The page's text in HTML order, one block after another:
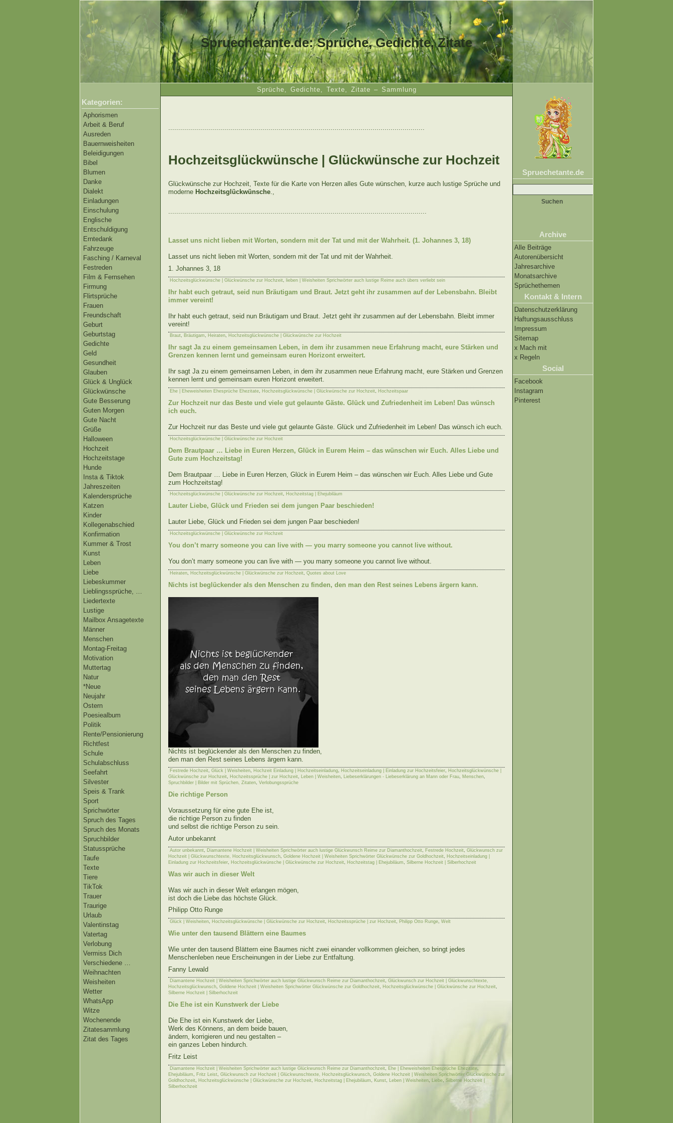
Spruechetante.de: Sprüche, Gedichte, Zitate
Sprüche, Gedichte, Texte, Zitate – Sammlung
Kategorien:
Aphorismen
Arbeit & Beruf
Ausreden
Bauernweisheiten
Beleidigungen
Bibel
Blumen
Danke
Dialekt
Einladungen
Einschulung
Englische
Entschuldigung
Erntedank
Fahrzeuge
Fasching / Karneval
Festreden
Film & Fernsehen
Firmung
Flirtsprüche
Frauen
Freundschaft
Geburt
Geburtstag
Gedichte
Geld
Gesundheit
Glauben
Glück & Unglück
Glückwünsche
Gute Besserung
Guten Morgen
Gute Nacht
Grüße
Halloween
Hochzeit
Hochzeitstage
Hunde
Insta & Tiktok
Jahreszeiten
Kalendersprüche
Katzen
Kinder
Kollegenabschied
Konfirmation
Kummer & Trost
Kunst
Leben
Liebe
Liebeskummer
Lieblingssprüche, …
Liedertexte
Lustige
Mailbox Ansagetexte
Männer
Menschen
Montag-Freitag
Motivation
Muttertag
Natur
*Neue
Neujahr
Ostern
Poesiealbum
Politik
Rente/Pensionierung
Richtfest
Schule
Schulabschluss
Seefahrt
Silvester
Speis & Trank
Sport
Sprichwörter
Spruch des Tages
Spruch des Monats
Spruchbilder
Statussprüche
Taufe
Texte
Tiere
TikTok
Trauer
Traurige
Urlaub
Valentinstag
Vatertag
Verlobung
Vermiss Dich
Verschiedene …
Weihnachten
Weisheiten
Wetter
WhatsApp
Witze
Wochenende
Zitatesammlung
Zitat des Tages
Spruechetante.de
Suche
nach:
Archive
Alle Beiträge
Autorenübersicht
Jahresarchive
Monatsarchive
Sprüchethemen
Kontakt & Intern
Datenschutzerklärung
Haftungsausschluss
Impressum
Sitemap
x Mach mit
x Regeln
Social
Facebook
Instagram
Pinterest
Hochzeitsglückwünsche | Glückwünsche zur Hochzeit
Glückwünsche zur Hochzeit, Texte für die Karte von Herzen alles Gute wünschen, kurze auch lustige Sprüche und
moderne Hochzeitsglückwünsche
.................................................................................................................................
Lasset uns nicht lieben mit Worten, sondern mit der Tat und mit der Wahrheit. (1. Johannes 3, 18)
Lasset uns nicht lieben mit Worten, sondern mit der Tat und mit der Wahrheit.
1. Johannes 3, 18
Hochzeitsglückwünsche | Glückwünsche zur Hochzeit lieben | Weisheiten Sprichwörter auch lustige Reime auch übers verliebt sein
Ihr habt euch getraut, seid nun Bräutigam und Braut. Jetzt geht ihr zusammen auf der Lebensbahn. Bleibt
immer vereint!
Ihr habt euch getraut, seid nun Bräutigam und Braut. Jetzt geht ihr zusammen auf der Lebensbahn. Bleibt immer
vereint!
Braut, Bräutigam, Heiraten, Hochzeitsglückwünsche | Glückwünsche zur Hochzeit
Ihr sagt Ja zu einem gemeinsamen Leben, in dem ihr zusammen neue Erfahrung macht, eure Stärken und
Grenzen kennen lernt und gemeinsam euren Horizont erweitert.
Ihr sagt Ja zu einem gemeinsamen Leben, in dem ihr zusammen neue Erfahrung macht, eure Stärken und Grenzen
kennen lernt und gemeinsam euren Horizont erweitert.
Ehe | Eheweisheiten Ehesprüche Ehezitate, Hochzeitsglückwünsche | Glückwünsche zur Hochzeit, Hochzeitspaar
Zur Hochzeit nur das Beste und viele gut gelaunte Gäste. Glück und Zufriedenheit im Leben! Das wünsch
ich euch.
Zur Hochzeit nur das Beste und viele gut gelaunte Gäste. Glück und Zufriedenheit im Leben! Das wünsch ich euch.
Hochzeitsglückwünsche | Glückwünsche zur Hochzeit
Dem Brautpaar … Liebe in Euren Herzen, Glück in Eurem Heim – das wünschen wir Euch. Alles Liebe und
Gute zum Hochzeitstag!
Dem Brautpaar … Liebe in Euren Herzen, Glück in Eurem Heim – das wünschen wir Euch. Alles Liebe und Gute
zum Hochzeitstag!
Hochzeitsglückwünsche | Glückwünsche zur Hochzeit, Hochzeitstag | Ehejubiläum
Lauter Liebe, Glück und Frieden sei dem jungen Paar beschieden!
Lauter Liebe, Glück und Frieden sei dem jungen Paar beschieden!
Hochzeitsglückwünsche | Glückwünsche zur Hochzeit
You don’t marry someone you can live with — you marry someone you cannot live without.
You don’t marry someone you can live with — you marry someone you cannot live without.
Heiraten Hochzeitsglückwünsche | Glückwünsche zur Hochzeit Quotes about Love
Nichts ist beglückender als den Menschen zu finden, den man den Rest seines Lebens ärgern kann.
Nichts ist beglückender als den Menschen zu finden,
den man den Rest seines Lebens ärgern kann.
Festrede Hochzeit, Glück | Weisheiten, Hochzeit Einladung | Hochzeitseinladung, Hochzeitseinladung | Einladung zur Hochzeitsfeier, Hochzeitsglückwünsche |
Glückwünsche zur Hochzeit, Hochzeitssprüche | zur Hochzeit, Leben | Weisheiten, Liebeserklärungen - Liebeserklärung an Mann oder Frau, Menschen,
Spruchbilder | Bilder mit Sprüchen, Zitaten, Verlobungssprüche
Die richtige Person
Voraussetzung für eine gute Ehe ist,
die richtige Person zu finden
und selbst die richtige Person zu sein.
Autor unbekannt
Autor unbekannt Diamantene Hochzeit | Weisheiten Sprichwörter auch lustige Glückwunsch Reime zur Diamanthochzeit Festrede Hochzeit Glückwunsch zur
Hochzeit | Glückwunschtexte, Hochzeitsglückwunsch Goldene Hochzeit | Weisheiten Sprichwörter Glückwünsche zur Goldhochzeit
Hochzeitseinladung |
Einladung zur Hochzeitsfeier
Hochzeitsglückwünsche | Glückwünsche zur Hochzeit Hochzeitstag | Ehejubiläum Silberne Hochzeit | Silberhochzeit
Was wir auch in dieser Welt
Was wir auch in dieser Welt erlangen mögen,
ist doch die Liebe das höchste Glück.
Philipp Otto Runge
Glück | Weisheiten, Hochzeitsglückwünsche | Glückwünsche zur Hochzeit, Hochzeitssprüche | zur Hochzeit, Philipp Otto Runge, Welt
Wie unter den tausend Blättern eine Baumes
Wie unter den tausend Blättern eine Baumes nicht zwei einander vollkommen gleichen, so bringt jedes
Menschenleben neue Erscheinungen in der Liebe zur Entfaltung.
Fanny Lewald
Diamantene Hochzeit | Weisheiten Sprichwörter auch lustige Glückwunsch Reime zur Diamanthochzeit, Glückwunsch zur Hochzeit | Glückwunschtexte,
Hochzeitsglückwunsch, Goldene Hochzeit | Weisheiten Sprichwörter Glückwünsche zur Goldhochzeit, Hochzeitsglückwünsche | Glückwünsche zur Hochzeit,
Silberne Hochzeit | Silberhochzeit
Die Ehe ist ein Kunstwerk der Liebe
Die Ehe ist ein Kunstwerk der Liebe,
Werk des Könnens, an dem beide bauen,
ändern, korrigieren und neu gestalten –
ein ganzes Leben hindurch.
Fritz Leist
Diamantene Hochzeit | Weisheiten Sprichwörter auch lustige Glückwunsch Reime zur Diamanthochzeit Ehe | Eheweisheiten Ehesprüche Ehezitate
Ehejubiläum
Fritz Leist Glückwunsch zur Hochzeit | Glückwunschtexte, Hochzeitsglückwunsch Goldene Hochzeit | Weisheiten Sprichwörter Glückwünsche zur
Goldhochzeit
Hochzeitsglückwünsche | Glückwünsche zur Hochzeit Hochzeitstag | Ehejubiläum Kunst Leben | Weisheiten Liebe Silberne Hochzeit |
Silberhochzeit